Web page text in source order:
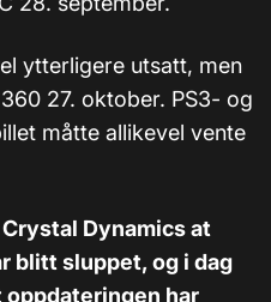
ytterligere utsatt, men
27. oktober. PS3- og
måtte allikevel vente
Dynamics at
blitt sluppet, og i dag
oppdateringen har